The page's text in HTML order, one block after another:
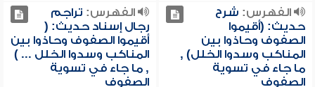
الفهرس: شرح
حديث: (أقيموا
الصفوف وحاذوا بين
المناكب وسدوا الخلل) ,
ما جاء في تسوية
الصفوف
الفهرس: تراجم
رجال إسناد حديث: (
أقيموا الصفوف وحاذوا بين
المناكب وسدوا الخلل ... )
, ما جاء في تسوية
الصفوف